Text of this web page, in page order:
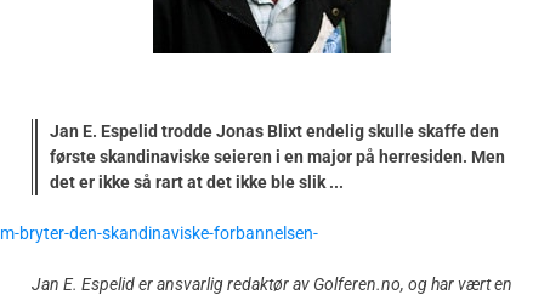
Jan E. Espelid trodde Jonas Blixt endelig skulle skaffe den
første skandinaviske seieren i en major på herresiden. Men
det er ikke så rart at det ikke ble slik ...
Jan E. Espelid er ansvarlig redaktør av Golferen.no, og har vært en